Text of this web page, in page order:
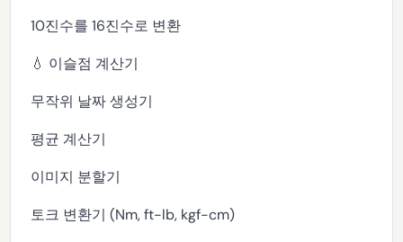
10진수를 16진수로 변환
💧 이슬점 계산기
무작위 날짜 생성기
평균 계산기
이미지 분할기
토크 변환기 (Nm, ft-lb, kgf-cm)